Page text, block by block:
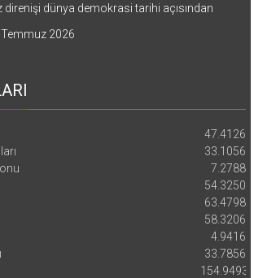
direnişi dünya demokrasi tarihi açısından
2026
47.4126
33.1056
7.2788
54.3250
63.4798
58.3206
4.9416
33.7856
154.9493